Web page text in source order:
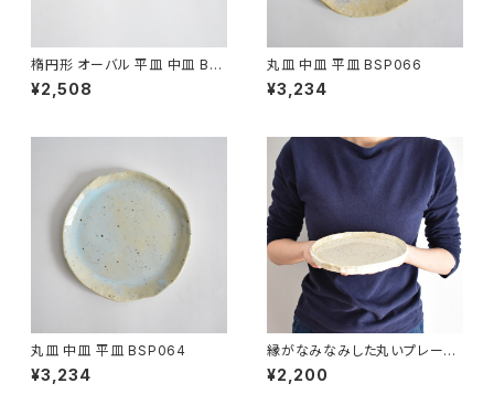
楕円形 オーバル 平皿 中皿 BS
P090
¥2,508
丸皿 中皿 平皿 BSP066
¥3,234
丸皿 中皿 平皿 BSP064
¥3,234
縁がなみなみした丸いプレート
中皿(白/光沢/点模様/白御影土)
¥2,200